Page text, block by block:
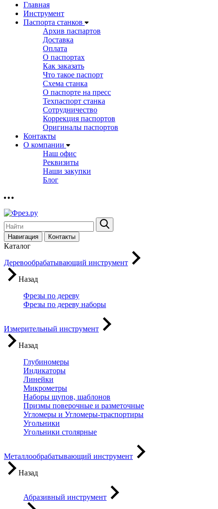
Главная
Инструмент
Паспорта станков
Архив паспартов
Доставка
Оплата
О паспортах
Как заказать
Что такое паспорт
Схема станка
О паспорте на пресс
Техпаспорт станка
Сотрудничество
Коррекция паспортов
Оригиналы паспортов
Контакты
О компании
Наш офис
Реквизиты
Наши закупки
Блог
Навигация Контакты
Каталог
Деревообрабатывающий инструмент
Назад
Фрезы по дереву
Фрезы по дереву наборы
Измерительный инструмент
Назад
Глубиномеры
Индикаторы
Линейки
Микрометры
Наборы щупов, шаблонов
Призмы поверочные и разметочные
Угломеры и Угломеры-траспортиры
Угольники
Угольники столярные
Металлообрабатывающий инструмент
Назад
Абразивный инструмент